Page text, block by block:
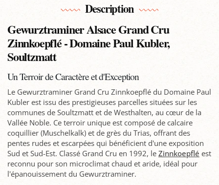
Description
Gewurztraminer Alsace Grand Cru
Zinnkoepflé - Domaine Paul Kubler,
Soultzmatt
Un Terroir de Caractère et d'Exception
Le Gewurztraminer Grand Cru Zinnkoepflé du Domaine Paul
Kubler est issu des prestigieuses parcelles situées sur les
communes de Soultzmatt et de Westhalten, au cœur de la
Vallée Noble. Ce terroir unique est composé de calcaire
coquillier (Muschelkalk) et de grès du Trias, offrant des
pentes rudes et escarpées qui bénéficient d'une exposition
Sud et Sud-Est. Classé Grand Cru en 1992, le Zinnkoepflé est
reconnu pour son microclimat chaud et aride, idéal pour
l'épanouissement du Gewurztraminer.